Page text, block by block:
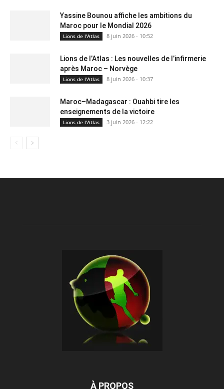
Yassine Bounou affiche les ambitions du
Maroc pour le Mondial 2026
Lions de l'Atlas 8 juin 2026 - 10:52
Lions de l’Atlas : Les nouvelles de l’infirmerie
après Maroc – Norvège
Lions de l'Atlas 8 juin 2026 - 10:37
Maroc–Madagascar : Ouahbi tire les
enseignements de la victoire
Lions de l'Atlas 3 juin 2026 - 12:22
À PROPOS